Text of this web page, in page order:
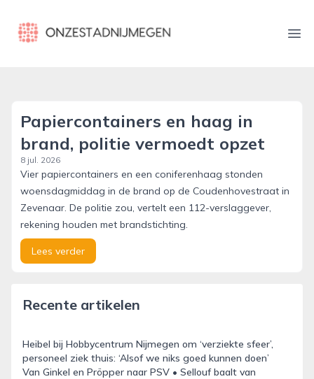
onzestadnijmegen.nl
Papiercontainers en haag in
brand, politie vermoedt opzet
8 jul. 2026
Vier papiercontainers en een coniferenhaag stonden
woensdagmiddag in de brand op de Coudenhovestraat in
Zevenaar. De politie zou, vertelt een 112-verslaggever,
rekening houden met brandstichting.
Lees verder
Recente artikelen
Heibel bij Hobbycentrum Nijmegen om ‘verziekte sfeer’,
personeel ziek thuis: ‘Alsof we niks goed kunnen doen’
Van Ginkel en Pröpper naar PSV • Sellouf baalt van